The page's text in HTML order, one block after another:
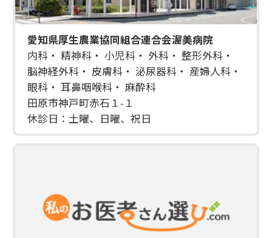
愛知県厚生農業協同組合連合会渥美病院
内科・ 精神科・ 小児科・ 外科・ 整形外科・
脳神経外科・ 皮膚科・ 泌尿器科・ 産婦人科・
眼科・ 耳鼻咽喉科・ 麻酔科
田原市神戸町赤石１-１
休診日：土曜、日曜、祝日